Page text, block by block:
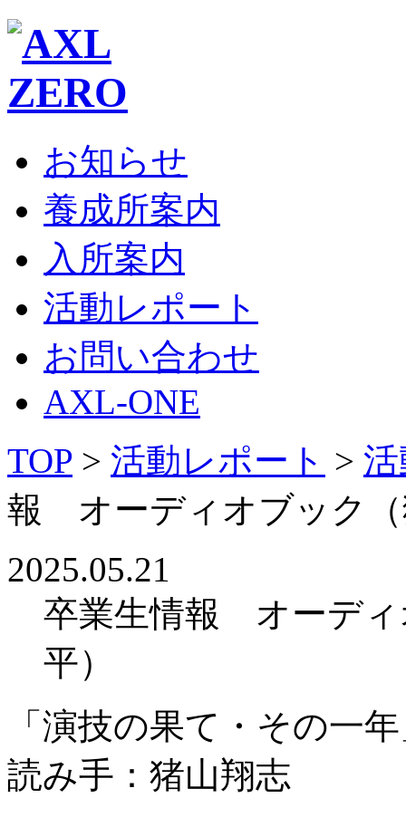
お知らせ
養成所案内
入所案内
活動レポート
お問い合わせ
AXL-ONE
TOP > 活動レポート >
報 オーディオブック（
2025.05.21
卒業生情報 オーディ
平）
「演技の果て・その一
読み手：猪山翔志